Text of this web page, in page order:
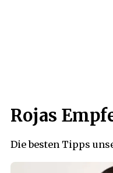
Rojas
Die besten Tipps